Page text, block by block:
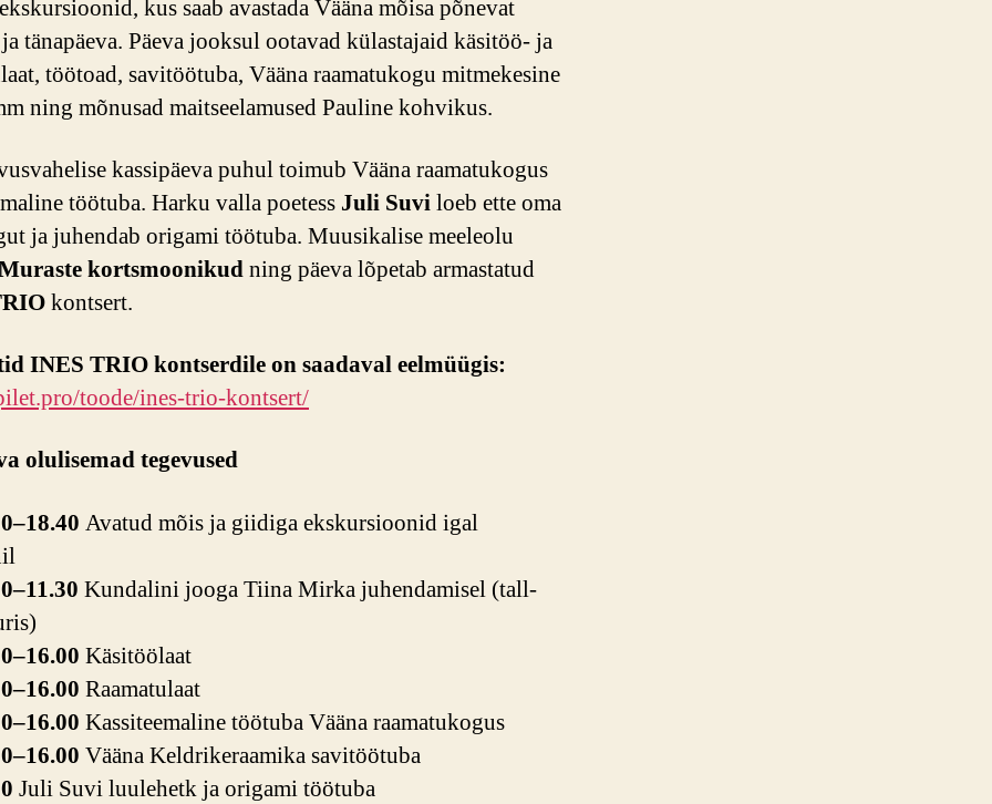
kus saab avastada Vääna mõisa põnevat
tänapäeva. Päeva jooksul ootavad külastajaid käsitöö- ja
töötoad, savitöötuba, Vääna raamatukogu mitmekesine
ning mõnusad maitseelamused Pauline kohvikus.
kassipäeva puhul toimub Vääna raamatukogus
töötuba. Harku valla poetess Juli Suviloeb ette oma
ja juhendab origami töötuba. Muusikalise meeleolu
kortsmoonikudning päeva lõpetab armastatud
kontsert.
INES TRIO kontserdile on saadaval eelmüügis:
toode/ines-trio-kontsert/
olulisemad tegevused
Avatud mõis ja giidiga ekskursioonid igal
Kundalini jooga Tiina Mirka juhendamisel (tall-
Käsitöölaat
Raamatulaat
Kassiteemaline töötuba Vääna raamatukogus
Vääna Keldrikeraamika savitöötuba
Juli Suvi luulehetk ja origami töötuba